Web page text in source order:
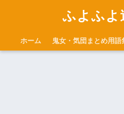
ふよふよ
ホーム 鬼女・気団まとめ用語